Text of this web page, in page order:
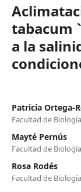
tabacum
a la
Patricia Ortega-
Facultad de
Mayté Pernús
Facultad de
Rosa Rodés
Facultad de